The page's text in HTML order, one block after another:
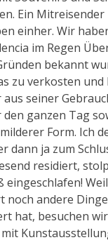
Ein
einher. Wir
im Regen
bekannt
zu verkosten
seiner
ganzen Tag
Form. Ich
ja zum
residiert,
andere
hat, besuchen